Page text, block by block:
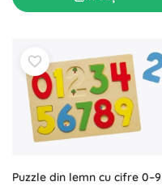
Puzzle din lemn cu cifre 0–9